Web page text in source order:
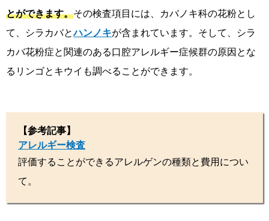
とができます。その検査項目には、カバノキ科の花粉とし
て、シラカバとハンノキが含まれています。そして、シラ
カバ花粉症と関連のある口腔アレルギー症候群の原因とな
るリンゴとキウイも調べることができます。
【参考記事】
アレルギー検査
評価することができるアレルゲンの種類と費用につい
て。